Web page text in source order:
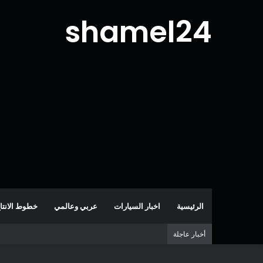
shamel24
الرئيسية اخبار السيارات عربي وعالمي خطوط
أخبار عاجلة